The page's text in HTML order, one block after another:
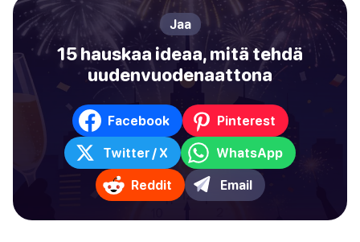
Jaa
15 hauskaa ideaa, mitä tehdä
uudenvuodenaattona
Facebook Pinterest
Twitter / X WhatsApp
Reddit Email